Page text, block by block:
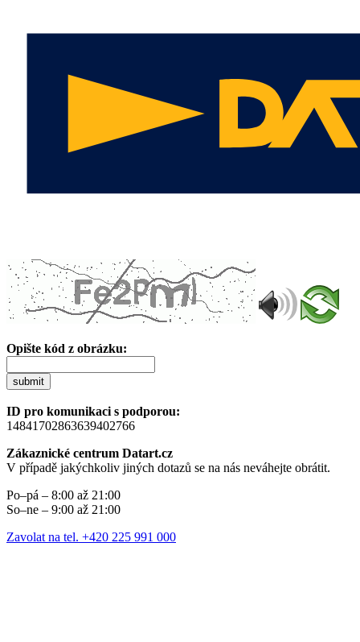
Opište kód z obrázku:
submit
ID pro komunikaci s podporou:
14841702863639402766
Zákaznické centrum Datart.cz
V případě jakýchkoliv jiných dotazů se na nás neváhejte obrátit.
Po–pá – 8:00 až 21:00
So–ne – 9:00 až 21:00
Zavolat na tel. +420 225 991 000